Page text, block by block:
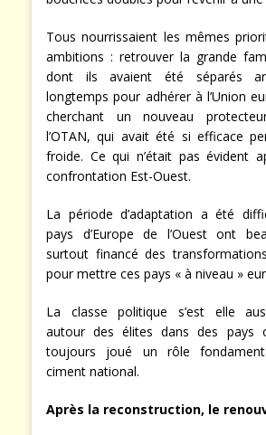
Tous nourrissaient les mêmes
ambitions : retrouver la grande
dont ils avaient été séparés
longtemps pour adhérer à l’Union
cherchant un nouveau
l’OTAN, qui avait été si efficace
froide. Ce qui n’était pas évident
confrontation Est-Ouest.
La période d’adaptation a été
pays d’Europe de l’Ouest ont
surtout financé des
pour mettre ces pays « à niveau »
La classe politique s’est elle
autour des élites dans des pays
toujours joué un rôle
ciment national.
Après la reconstruction, le